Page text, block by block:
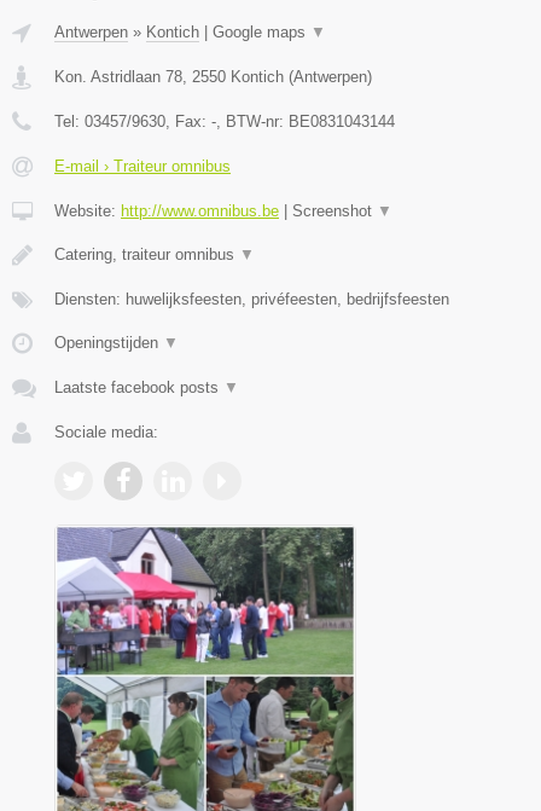
Antwerpen » Kontich | Google maps ▼
Kon. Astridlaan 78 2550 Kontich (Antwerpen)
Tel: 03457/9630 , Fax: - , BTW-nr: BE0831043144
E-mail › Traiteur omnibus
Website: http://www.omnibus.be | Screenshot ▼
Catering, traiteur omnibus ▼
Diensten: huwelijksfeesten, privéfeesten, bedrijfsfeesten
Openingstijden ▼
Laatste facebook posts ▼
Sociale media: